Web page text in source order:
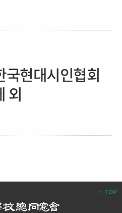
국현대시인협회
외
TOP